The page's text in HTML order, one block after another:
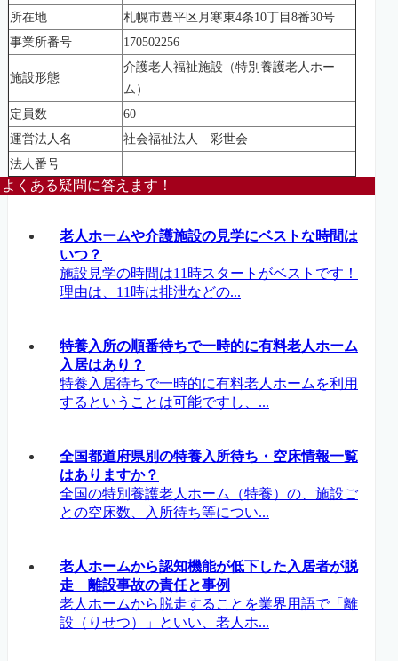
所在地
札幌市豊平区月寒東4条10丁目8番30号
事業所番号
170502256
施設形態
介護老人福祉施設（特別養護老人ホー
ム）
定員数
60
運営法人名
社会福祉法人 彩世会
法人番号
よくある疑問に答えます！
老人ホームや介護施設の見学にベストな時間は
いつ？
施設見学の時間は11時スタートがベストです！
理由は、11時は排泄などの...
特養入所の順番待ちで一時的に有料老人ホーム
入居はあり？
特養入居待ちで一時的に有料老人ホームを利用
するということは可能ですし、...
全国都道府県別の特養入所待ち・空床情報一覧
はありますか？
全国の特別養護老人ホーム（特養）の、施設ご
との空床数、入所待ち等につい...
老人ホームから認知機能が低下した入居者が脱
走 離設事故の責任と事例
老人ホームから脱走することを業界用語で「離
設（りせつ）」といい、老人ホ...